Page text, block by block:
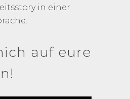
in einer
auf eure